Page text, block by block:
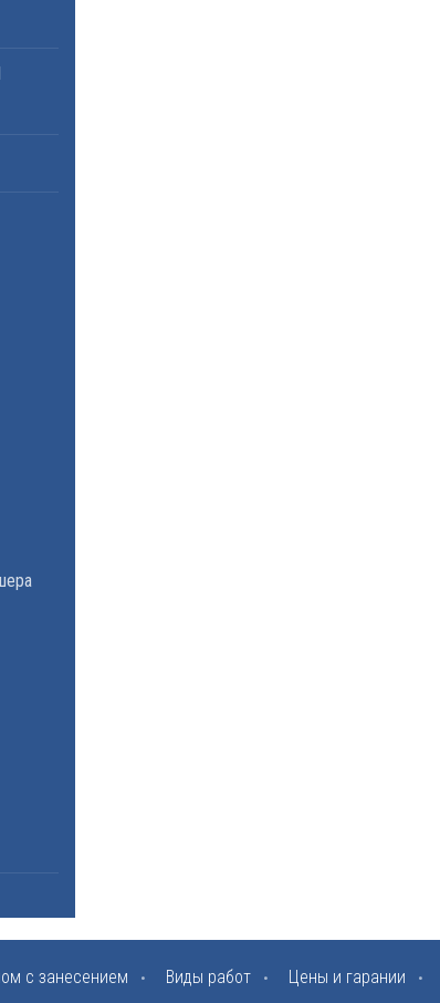
с занесением Виды работ Цены и гарании